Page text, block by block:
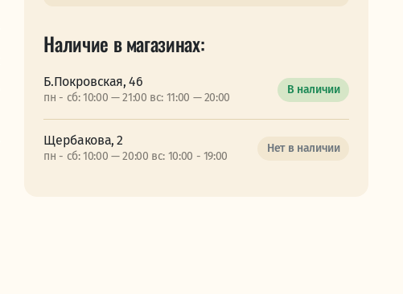
Наличие в магазинах:
Б.Покровская, 46
пн - сб: 10:00 — 21:00 вс: 11:00 — 20:00
В наличии
Щербакова, 2
пн - сб: 10:00 — 20:00 вс: 10:00 - 19:00
Нет в наличии